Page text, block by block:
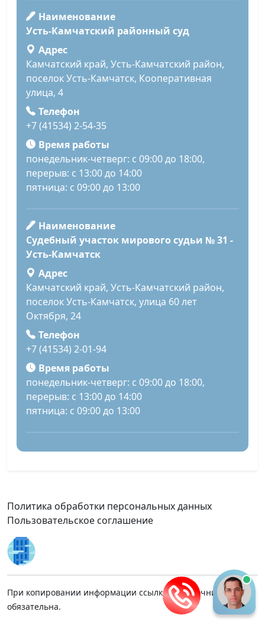
Наименование
Усть-Камчатский районный суд
Адрес
Камчатский край, Усть-Камчатский район,
поселок Усть-Камчатск, Кооперативная
улица, 4
Телефон
+7 (41534) 2-54-35
Время работы
понедельник-четверг: с 09:00 до 18:00,
перерыв: с 13:00 до 14:00
пятница: с 09:00 до 13:00
Наименование
Судебный участок мирового судьи № 31 -
Усть-Камчатск
Адрес
Камчатский край, Усть-Камчатский район,
поселок Усть-Камчатск, улица 60 лет
Октября, 24
Телефон
+7 (41534) 2-01-94
Время работы
понедельник-четверг: с 09:00 до 18:00,
перерыв: с 13:00 до 14:00
пятница: с 09:00 до 13:00
Политика обработки персональных данных
Пользовательское соглашение
При копировании информации ссылка на источник
обязательна.